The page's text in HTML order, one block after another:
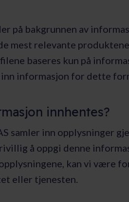
på bakgrunnen av
mest relevante
baseres kun på
inn informasjon for dette
innhentes?
samler inn opplysninger
å oppgi denne
kan vi være
eller tjenesten.